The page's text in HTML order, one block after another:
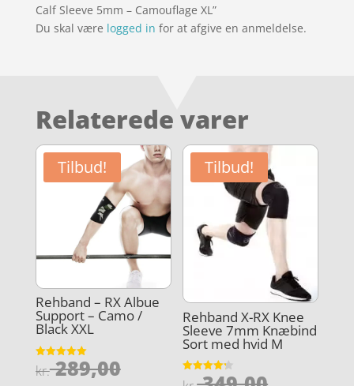
Calf Sleeve 5mm – Camouflage XL”
Du skal være logged in for at afgive en anmeldelse.
Relaterede varer
Tilbud!
Rehband – RX Albue
Support – Camo /
Black XXL
Vurderet
5
kr.289,00Den
Tilbud!
Rehband X-RX Knee
Sleeve 7mm Knæbind
Sort med hvid M
Vurderet